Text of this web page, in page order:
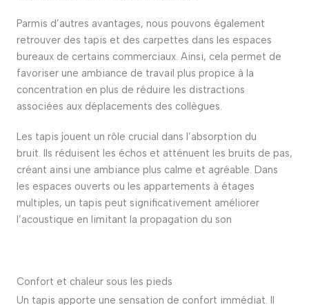
Parmis d’autres avantages, nous pouvons également
retrouver des tapis et des carpettes dans les espaces
bureaux de certains commerciaux. Ainsi, cela permet de
favoriser une ambiance de travail plus propice à la
concentration en plus de réduire les distractions
associées aux déplacements des collègues.
Les tapis jouent un rôle crucial dans l’absorption du
bruit. Ils réduisent les échos et atténuent les bruits de pas,
créant ainsi une ambiance plus calme et agréable. Dans
les espaces ouverts ou les appartements à étages
multiples, un tapis peut significativement améliorer
l’acoustique en limitant la propagation du son
Confort et chaleur sous les pieds
Un tapis apporte une sensation de confort immédiat. Il